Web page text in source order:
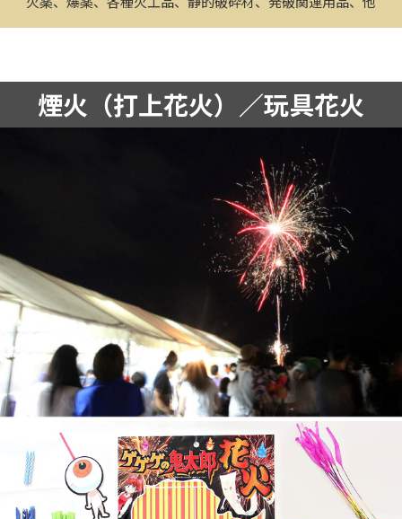
煙火（打上花火）／玩具花火